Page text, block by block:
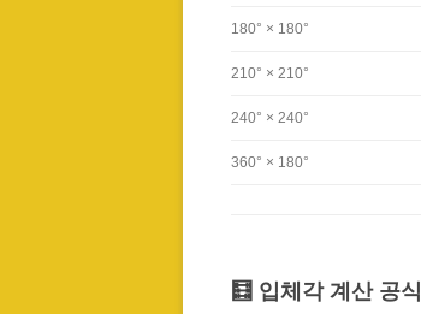
180° × 180°
210° × 210°
240° × 240°
360° × 180°
🧮 입체각 계산 공식